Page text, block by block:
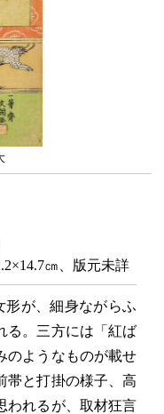
㎝、版元未詳
形が、細身ながらふ
る。三方には「紅ば
のようなものが載せ
帯と打掛の様子、高
われるが、取材狂言